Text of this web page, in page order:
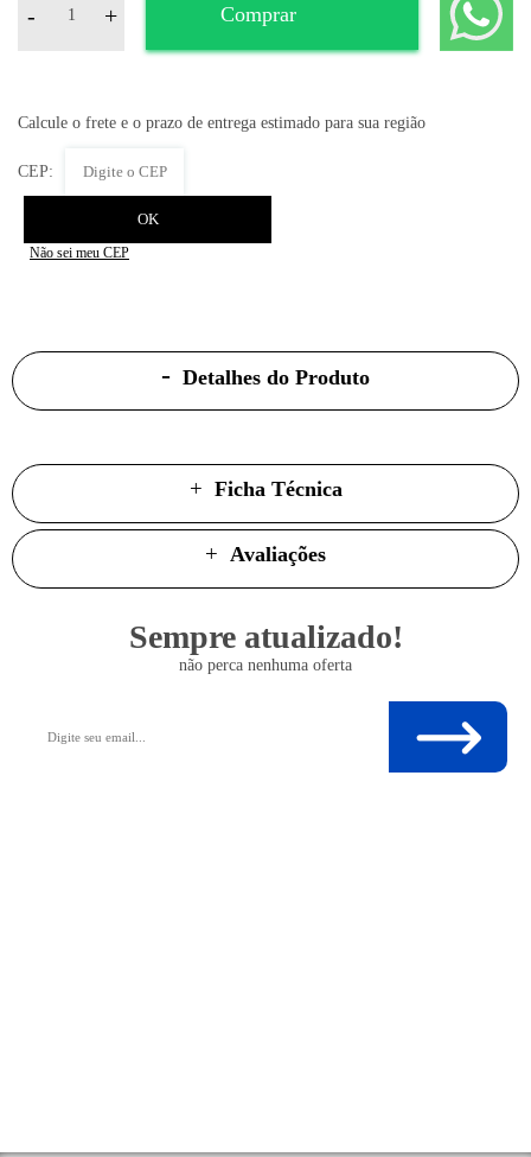
- + Comprar
Não sei meu CEP
Detalhes do Produto
Ficha Técnica
Avaliações
Sempre atualizado!
não perca nenhuma oferta